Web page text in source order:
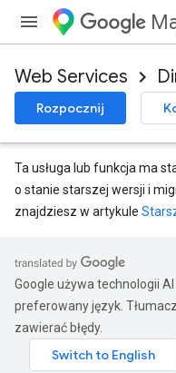
Web Services
Rozpocznij
Ta usługa lub funkcja ma
o stanie starszej wersji i
znajdziesz w artykule
Google używa technologii
preferowany język.
zawierać błędy.